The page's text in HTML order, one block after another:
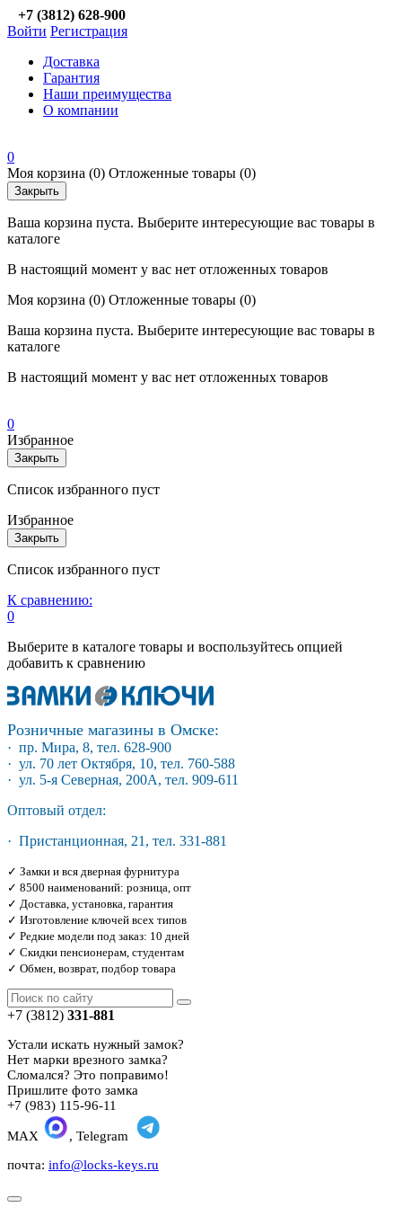
+7 (3812) 628-900
Войти Регистрация
Доставка
Гарантия
Наши преимущества
О компании
0
Моя корзина (0) Отложенные товары (0)
Закрыть
Ваша корзина пуста. Выберите интересующие вас товары в
каталоге
В настоящий момент у вас нет отложенных товаров
Моя корзина (0) Отложенные товары (0)
Ваша корзина пуста. Выберите интересующие вас товары в
каталоге
В настоящий момент у вас нет отложенных товаров
0
Избранное
Закрыть
Список избранного пуст
Избранное
Закрыть
Список избранного пуст
К сравнению:
0
Выберите в каталоге товары и воспользуйтесь опцией
добавить к сравнению
Розничные магазины в Омске:
· пр. Мира, 8, тел. 628-900
· ул. 70 лет Октября, 10, тел. 760-588
· ул. 5-я Северная, 200А, тел. 909-611
Оптовый отдел:
· Пристанционная, 21, тел. 331-881
✓ Замки и вся дверная фурнитура
✓ 8500 наименований: розница, опт
✓ Доставка, установка, гарантия
✓ Изготовление ключей всех типов
✓ Редкие модели под заказ: 10 дней
✓ Скидки пенсионерам, студентам
✓ Обмен, возврат, подбор товара
+7 (3812) 331-881
Устали искать нужный замок?
Нет марки врезного замка?
Сломался? Это поправимо!
Пришлите фото замка
+7 (983) 115-96-11
MAX
, Telegram
почта: info@locks-keys.ru